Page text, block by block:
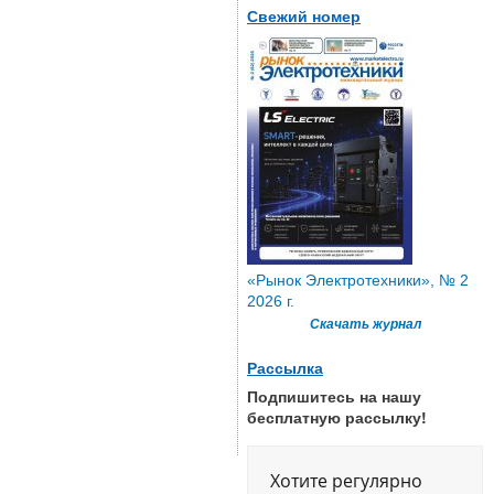
Свежий номер
«Рынок Электротехники», № 2
2026 г.
Скачать журнал
Рассылка
Подпишитесь на нашу
бесплатную рассылку!
Хотите регулярно